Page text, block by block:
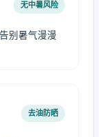
无中暑风险
别暑气漫漫
去油防晒